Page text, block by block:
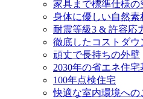
家具まで標準仕様の
身体に優しい自然素
耐震等級3 & 許容応
徹底したコストダウ
頑丈で長持ちの外壁
2030年の省エネ住宅
100年点検住宅
快適な室内環境への